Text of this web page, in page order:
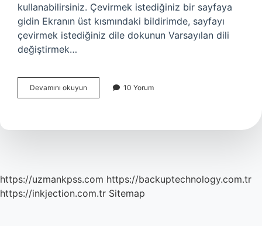
kullanabilirsiniz. Çevirmek istediğiniz bir sayfaya
gidin Ekranın üst kısmındaki bildirimde, sayfayı
çevirmek istediğiniz dile dokunun Varsayılan dili
değiştirmek…
Devamını okuyun
Metni
Çevrilir
10 Yorum
https://uzmankpss.com https://backuptechnology.com.tr
https://inkjection.com.tr Sitemap